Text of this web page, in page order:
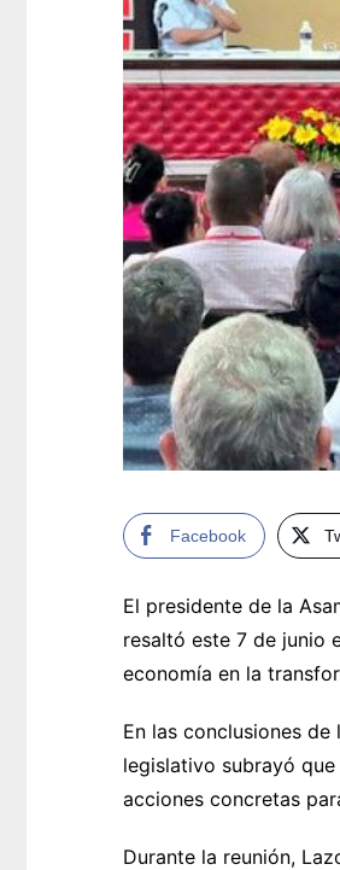
Facebook
El presidente de la
resaltó este 7 de junio
economía en la
En las conclusiones
legislativo subrayó
acciones concretas
Durante la reunión,